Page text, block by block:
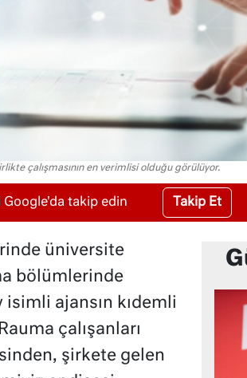
çalışmasının en verimlisi olduğu görülüyor.
Google'da takip edin Takip Et
üniversite
bölümlerinde
ajansın kıdemli
çalışanları
şirkete gelen